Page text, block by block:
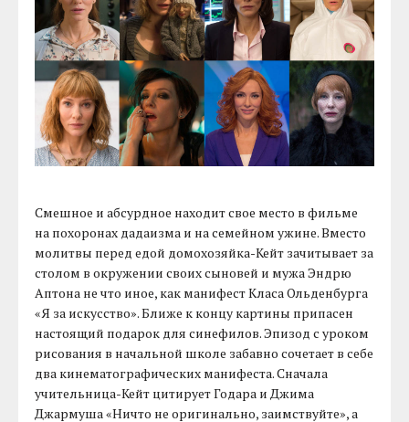
Смешное и абсурдное находит свое место в фильме
на похоронах дадаизма и на семейном ужине. Вместо
молитвы перед едой домохозяйка-Кейт зачитывает за
столом в окружении своих сыновей и мужа Эндрю
Аптона не что иное, как манифест Класа Ольденбурга
«Я за искусство». Ближе к концу картины припасен
настоящий подарок для синефилов. Эпизод с уроком
рисования в начальной школе забавно сочетает в себе
два кинематографических манифеста. Сначала
учительница-Кейт цитирует Годара и Джима
Джармуша «Ничто не оригинально, заимствуйте», а